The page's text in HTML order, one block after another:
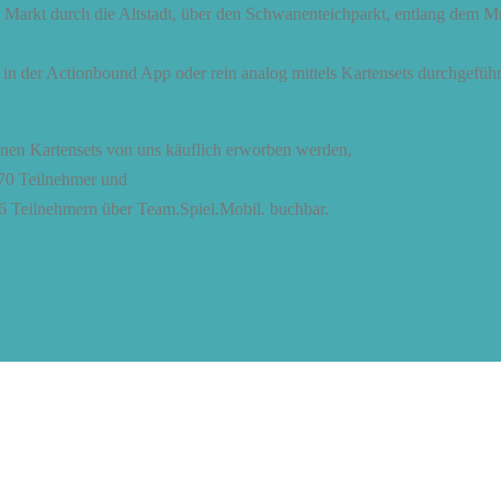
durch die Altstadt, über den Schwanenteichparkt, entlang dem
der Actionbound App oder rein analog mittels Kartensets
Kartensets von uns käuflich erworben werden,
Teilnehmer und
über Team.Spiel.Mobil. buchbar.